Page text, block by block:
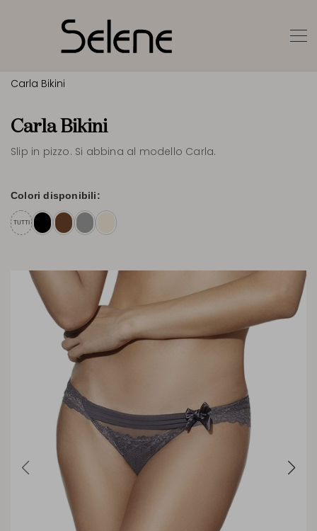
Carla Bikini
Carla Bikini
Slip in pizzo. Si abbina al modello Carla.
Colori disponibili:
TUTTI